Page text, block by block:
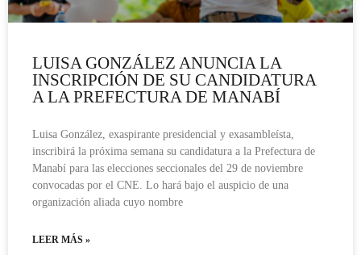
LUISA GONZÁLEZ ANUNCIA LA
INSCRIPCIÓN DE SU CANDIDATURA
A LA PREFECTURA DE MANABÍ
Luisa González, exaspirante presidencial y exasambleísta,
inscribirá la próxima semana su candidatura a la Prefectura de
Manabí para las elecciones seccionales del 29 de noviembre
convocadas por el CNE. Lo hará bajo el auspicio de una
organización aliada cuyo nombre
LEER MÁS »